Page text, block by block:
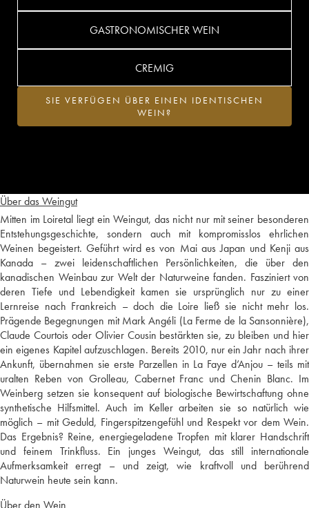
Über das Weingut
Mitten im Loiretal liegt ein Weingut, das nicht nur mit seiner besonderen
Entstehungsgeschichte, sondern auch mit kompromisslos ehrlichen
Weinen begeistert. Geführt wird es von Mai aus Japan und Kenji aus
Kanada – zwei leidenschaftlichen Persönlichkeiten, die über den
kanadischen Weinbau zur Welt der Naturweine fanden. Fasziniert von
deren Tiefe und Lebendigkeit kamen sie ursprünglich nur zu einer
Lernreise nach Frankreich – doch die Loire ließ sie nicht mehr los.
Prägende Begegnungen mit Mark Angéli (La Ferme de la Sansonnière),
Claude Courtois oder Olivier Cousin bestärkten sie, zu bleiben und hier
ein eigenes Kapitel aufzuschlagen. Bereits 2010, nur ein Jahr nach ihrer
Ankunft, übernahmen sie erste Parzellen in La Faye d’Anjou – teils mit
uralten Reben von Grolleau, Cabernet Franc und Chenin Blanc. Im
Weinberg setzen sie konsequent auf biologische Bewirtschaftung ohne
synthetische Hilfsmittel. Auch im Keller arbeiten sie so natürlich wie
möglich – mit Geduld, Fingerspitzengefühl und Respekt vor dem Wein.
Das Ergebnis? Reine, energiegeladene Tropfen mit klarer Handschrift
und feinem Trinkfluss. Ein junges Weingut, das still internationale
Aufmerksamkeit erregt – und zeigt, wie kraftvoll und berührend
Naturwein heute sein kann.
Über den Wein
GASTRONOMISCHER WEIN
CREMIG
SIE VERFÜGEN ÜBER EINEN IDENTISCHEN
WEIN?